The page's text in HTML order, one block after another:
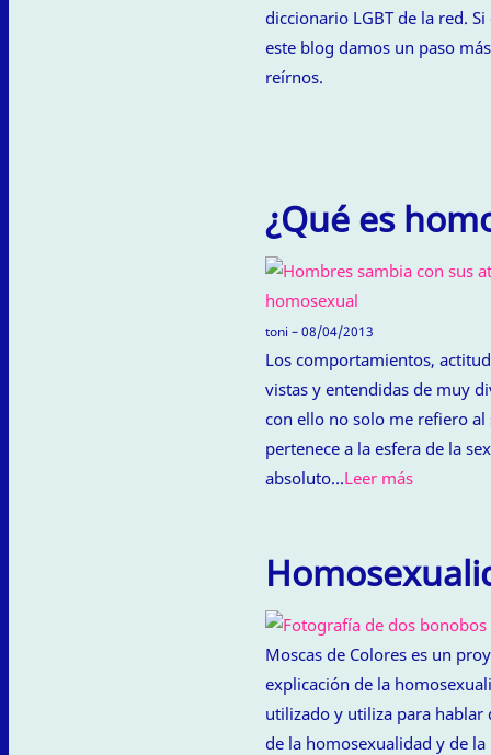
diccionario LGBT de la red.
este blog damos un paso
reírnos.
¿Qué es
toni – 08/04/2013
Los comportamientos,
vistas y entendidas de muy
con ello no solo me refiero
pertenece a la esfera de la
absoluto…Leer más
Moscas de Colores es un
explicación de la
utilizado y utiliza para hablar
de la homosexualidad y de